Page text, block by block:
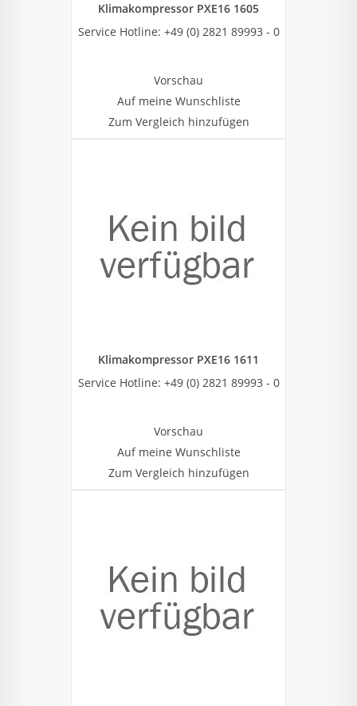
Klimakompressor PXE16 1605
Service Hotline: +49 (0) 2821 89993 - 0
Vorschau
Auf meine Wunschliste
Zum Vergleich hinzufügen
Klimakompressor PXE16 1611
Service Hotline: +49 (0) 2821 89993 - 0
Vorschau
Auf meine Wunschliste
Zum Vergleich hinzufügen